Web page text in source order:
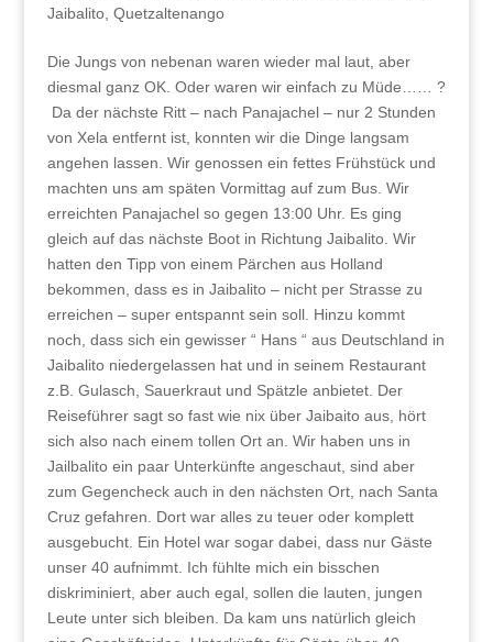
Jaibalito, Quetzaltenango
Die Jungs von nebenan waren wieder mal laut, aber
diesmal ganz OK. Oder waren wir einfach zu Müde…… ?
Da der nächste Ritt – nach Panajachel – nur 2 Stunden
von Xela entfernt ist, konnten wir die Dinge langsam
angehen lassen. Wir genossen ein fettes Frühstück und
machten uns am späten Vormittag auf zum Bus. Wir
erreichten Panajachel so gegen 13:00 Uhr. Es ging
gleich auf das nächste Boot in Richtung Jaibalito. Wir
hatten den Tipp von einem Pärchen aus Holland
bekommen, dass es in Jaibalito – nicht per Strasse zu
erreichen – super entspannt sein soll. Hinzu kommt
noch, dass sich ein gewisser “ Hans “ aus Deutschland in
Jaibalito niedergelassen hat und in seinem Restaurant
z.B. Gulasch, Sauerkraut und Spätzle anbietet. Der
Reiseführer sagt so fast wie nix über Jaibaito aus, hört
sich also nach einem tollen Ort an. Wir haben uns in
Jailbalito ein paar Unterkünfte angeschaut, sind aber
zum Gegencheck auch in den nächsten Ort, nach Santa
Cruz gefahren. Dort war alles zu teuer oder komplett
ausgebucht. Ein Hotel war sogar dabei, dass nur Gäste
unser 40 aufnimmt. Ich fühlte mich ein bisschen
diskriminiert, aber auch egal, sollen die lauten, jungen
Leute unter sich bleiben. Da kam uns natürlich gleich